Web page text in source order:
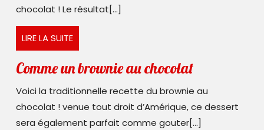
chocolat ! Le résultat[...]
LIRE LA SUITELIRE
LA
SUITE
Comme un brownie au chocolatComme
un
brownie
au
Voici la traditionnelle recette du brownie au
chocolat ! venue tout droit d’Amérique, ce dessert
sera également parfait comme gouter[...]